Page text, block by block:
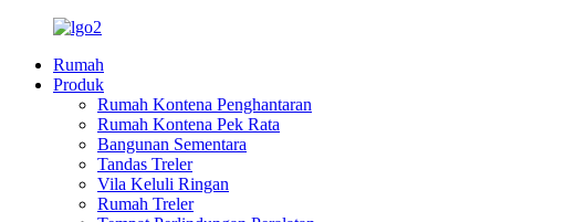
Rumah
Produk
Rumah Kontena Penghantaran
Rumah Kontena Pek Rata
Bangunan Sementara
Tandas Treler
Vila Keluli Ringan
Rumah Treler